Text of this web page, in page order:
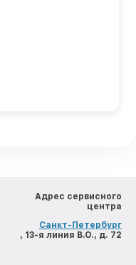
Адрес сервисного
центра
Санкт-Петербург
, 13-я линия В.О., д. 72